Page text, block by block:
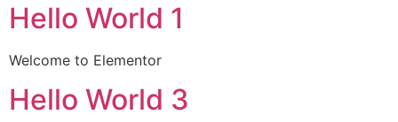
Hello World 1
Welcome to Elementor
Hello World 3